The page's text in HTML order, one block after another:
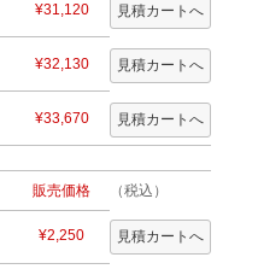
¥31,120
¥32,130
¥33,670
販売価格 （税込）
¥2,250